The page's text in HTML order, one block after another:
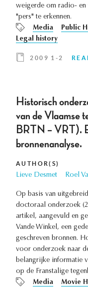
weigerde om radio- en
"pers" te erkennen.
Media
Public
Legal history
2009 1-2
Historisch
van de Vlaamse
BRTN – VRT).
bronnenanalyse.
AUTHOR(S)
Lieve Desmet Roel
Op basis van
doctoraal onderzoek
artikel, aangevuld en
Vande Winkel, een
geschreven bronnen.
voor onderzoek naar
belangrijke informatie
op de Franstalige
Media
Movie